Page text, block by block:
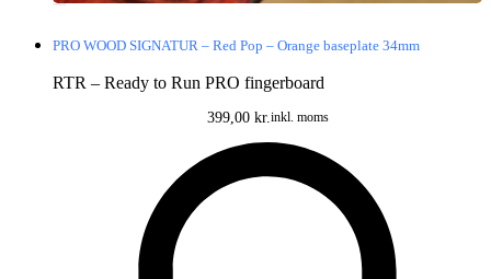
PRO WOOD SIGNATUR – Red Pop – Orange baseplate 34mm
RTR – Ready to Run PRO fingerboard
399,00 kr. inkl. moms